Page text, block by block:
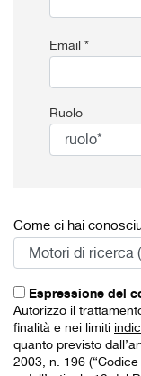
Email *
Ruolo
Come ci hai
Espressione del
Autorizzo il
finalità e nei limiti
quanto previsto
2003, n. 196